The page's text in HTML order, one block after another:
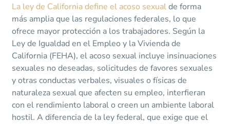
La ley de California define el acoso sexualde forma
más amplia que las regulaciones federales, lo que
ofrece mayor protección a los trabajadores. Según la
Ley de Igualdad en el Empleo y la Vivienda de
California (FEHA), el acoso sexual incluye insinuaciones
sexuales no deseadas, solicitudes de favores sexuales
y otras conductas verbales, visuales o físicas de
naturaleza sexual que afecten su empleo, interfieran
con el rendimiento laboral o creen un ambiente laboral
hostil. A diferencia de la ley federal, que exige que el